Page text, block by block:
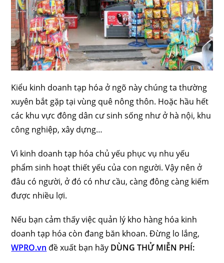
Kiểu kinh doanh tạp hóa ở ngõ này chúng ta thường
xuyên bắt gặp tại vùng quê nông thôn. Hoặc hầu hết
các khu vực đông dân cư sinh sống như ở hà nội, khu
công nghiệp, xây dựng…
Vì kinh doanh tạp hóa chủ yếu phục vụ nhu yếu
phẩm sinh hoạt thiết yếu của con người. Vậy nên ở
đâu có người, ở đó có như cầu, càng đông càng kiếm
được nhiều lợi.
Nếu bạn cảm thấy việc quản lý kho hàng hóa kinh
doanh tạp hóa còn đang băn khoan. Đừng lo lắng,
WPRO.vn đề xuất bạn hãy DÙNG THỬ MIỄN PHÍ: